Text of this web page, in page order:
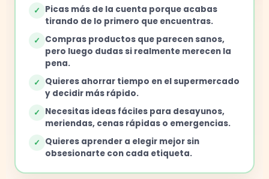
✓ Picas más de la cuenta porque acabas
tirando de lo primero que encuentras.
✓ Compras productos que parecen sanos,
pero luego dudas si realmente merecen la
pena.
✓ Quieres ahorrar tiempo en el supermercado
y decidir más rápido.
✓ Necesitas ideas fáciles para desayunos,
meriendas, cenas rápidas o emergencias.
✓ Quieres aprender a elegir mejor sin
obsesionarte con cada etiqueta.